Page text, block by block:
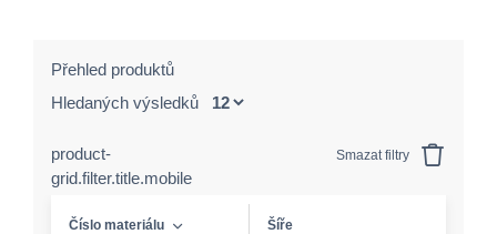
Přehled produktů
Hledaných výsledků
product-
grid.filter.title.mobile
Smazat filtry
Číslo materiálu Šíře